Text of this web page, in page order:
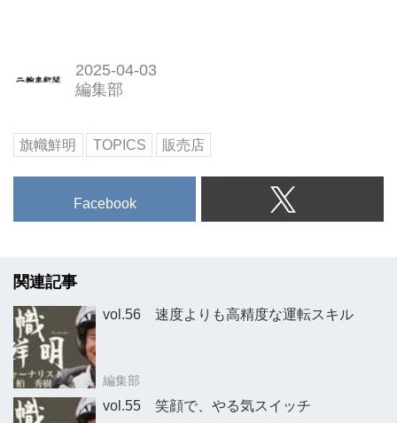
2025-04-03
編集部
旗幟鮮明 TOPICS 販売店
Facebook
関連記事
vol.56 速度よりも高精度な運転スキル
編集部
vol.55 笑顔で、やる気スイッチ